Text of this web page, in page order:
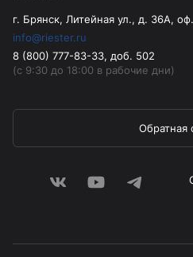
г. Брянск, Литейная ул., д. 36А,
info@riester.ru
8 (800) 777-83-33, доб. 502
(с 9:30 до 18:00 в рабочие дни)
Обратная